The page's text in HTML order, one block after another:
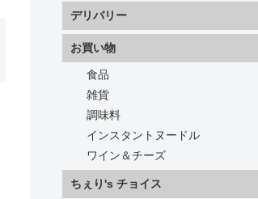
デリバリー
お買い物
食品
雑貨
調味料
インスタントヌードル
ワイン＆チーズ
ちぇり's チョイス